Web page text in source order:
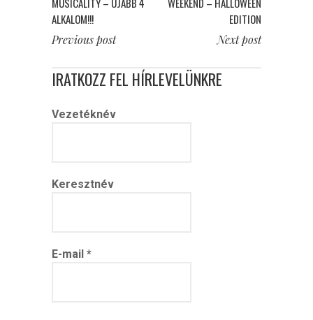
ALKALOM!!!
Previous post
EDITION
Next post
IRATKOZZ FEL HÍRLEVELÜNKRE
Vezetéknév
Keresztnév
E-mail *